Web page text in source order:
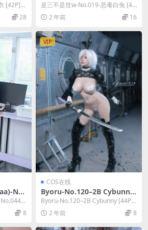
[42P]，
曲...
28
兔 [40P]
是三不是世w-No.019-恶毒白兔 [40
P]，是三不是世w在线作品导航：是
三...2 年前 16
No.
8
VIP
COS在线
Byoru-No.120–2B Cybunny
[44P 8V]
Byoru-No.120–2B Cybunny [44P 8
V]，Byoru在线...
2 年前 8